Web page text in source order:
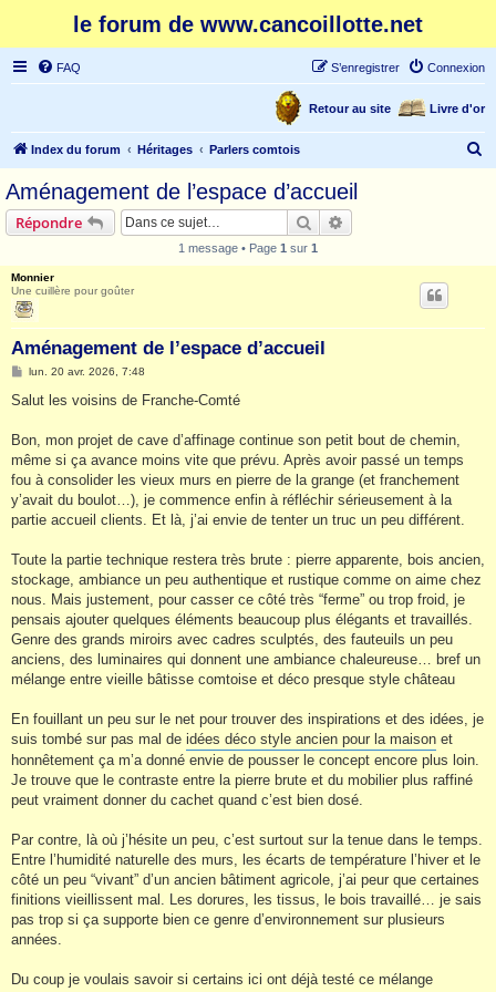
le forum de www.cancoillotte.net
FAQ Connexion
S’enregistrer
Livre d'or
Retour au site
Index du forum Héritages Parlers comtois
Aménagement de l’espace d’accueil
Répondre Rechercher
1 message • Page 1 sur 1
Monnier
Une cuillère pour goûter
Aménagement de l’espace d’accueil
M
s
g
lun. 20 avr. 2026, 7:48
Salut les voisins de Franche-Comté
Bon, mon projet de cave d’affinage continue son petit bout de chemin,
même si ça avance moins vite que prévu. Après avoir passé un temps
fou à consolider les vieux murs en pierre de la grange (et franchement
y’avait du boulot…), je commence enfin à réfléchir sérieusement à la
partie accueil clients. Et là, j’ai envie de tenter un truc un peu différent.
Toute la partie technique restera très brute : pierre apparente, bois ancien,
stockage, ambiance un peu authentique et rustique comme on aime chez
nous. Mais justement, pour casser ce côté très “ferme” ou trop froid, je
pensais ajouter quelques éléments beaucoup plus élégants et travaillés.
Genre des grands miroirs avec cadres sculptés, des fauteuils un peu
anciens, des luminaires qui donnent une ambiance chaleureuse… bref un
mélange entre vieille bâtisse comtoise et déco presque style château
En fouillant un peu sur le net pour trouver des inspirations et des idées, je
suis tombé sur pas mal de idées déco style ancien pour la maison et
honnêtement ça m’a donné envie de pousser le concept encore plus loin.
Je trouve que le contraste entre la pierre brute et du mobilier plus raffiné
peut vraiment donner du cachet quand c’est bien dosé.
Par contre, là où j’hésite un peu, c’est surtout sur la tenue dans le temps.
Entre l’humidité naturelle des murs, les écarts de température l’hiver et le
côté un peu “vivant” d’un ancien bâtiment agricole, j’ai peur que certaines
finitions vieillissent mal. Les dorures, les tissus, le bois travaillé… je sais
pas trop si ça supporte bien ce genre d’environnement sur plusieurs
années.
Du coup je voulais savoir si certains ici ont déjà testé ce mélange